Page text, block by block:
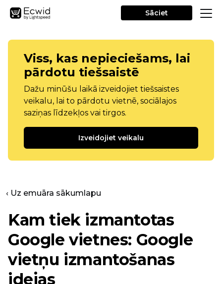
Sāciet
Viss, kas nepieciešams, lai
pārdotu tiešsaistē
Dažu minūšu laikā izveidojiet tiešsaistes
veikalu, lai to pārdotu vietnē, sociālajos
saziņas līdzekļos vai tirgos.
Izveidojiet veikalu
‹ Uz emuāra sākumlapu
Kam tiek izmantotas
Google vietnes: Google
vietņu izmantošanas
idejas